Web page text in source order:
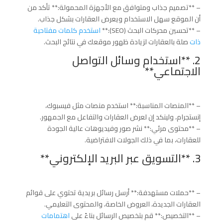
– **تصميم جذاب ومتوافق مع الأجهزة المحمولة:** تأكد من
أن الموقع سهل الاستخدام ويعرض العقارات بشكل جذاب.
– **تحسين محركات البحث (SEO):**
استخدم كلمات مفتاحية
ذاتصلة بالعقارات لزيادة ظهور موقعك في نتائج البحث.
2. **استخدام وسائل التواصل
الاجتماعي**
– **المنصات المناسبة:** استخدم منصات مثل فيسبوك،
إنستجرام، ولينكد إن لعرض العقارات والتفاعل مع الجمهور.
– **محتوى مرئي:** نشر صور وفيديوهات عالية الجودة
للعقارات، بما في ذلك الجولات الافتراضية.
3. **التسويق عبر البريد الإلكتروني**
– **حملات مستهدفة:** أرسل رسائل بريدية تحتوي على قوائم
العقارات الجديدة، العروض الخاصة، والمحتوى التعليمي.
– **التخصيص:** قم بتخصيص الرسائل بناءً علىاهتمامات